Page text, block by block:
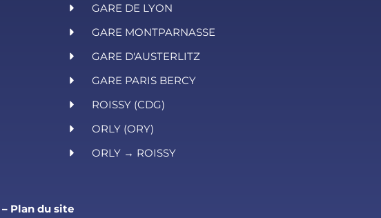
GARE DE LYON
GARE MONTPARNASSE
GARE D'AUSTERLITZ
GARE PARIS BERCY
ROISSY (CDG)
ORLY (ORY)
ORLY → ROISSY
– Plan du site